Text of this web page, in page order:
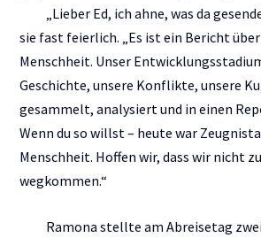
„Lieber Ed, ich ahne, was da
sie fast feierlich. „Es ist ein Bericht über
Menschheit. Unser
Geschichte, unsere Konflikte, unsere
gesammelt, analysiert und in einen
Wenn du so willst – heute war
Menschheit. Hoffen wir, dass wir nicht
wegkommen.“
Ramona stellte am Abreisetag